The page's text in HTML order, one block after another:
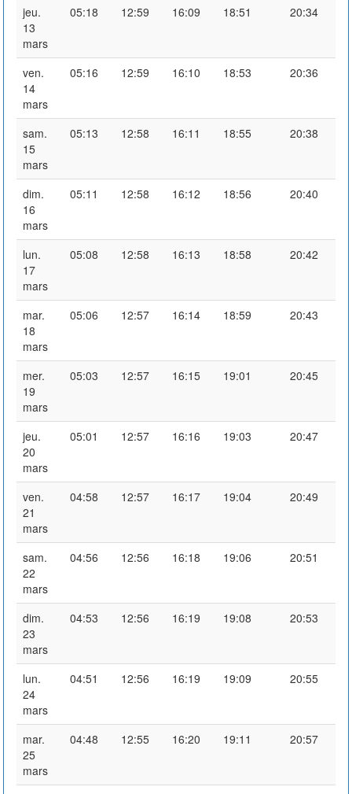
jeu.
13
mars
05:18 12:59 16:09 18:51 20:34
ven.
14
mars
05:16 12:59 16:10 18:53 20:36
sam.
15
mars
05:13 12:58 16:11 18:55 20:38
dim.
16
mars
05:11 12:58 16:12 18:56 20:40
lun.
17
mars
05:08 12:58 16:13 18:58 20:42
mar.
18
mars
05:06 12:57 16:14 18:59 20:43
mer.
19
mars
05:03 12:57 16:15 19:01 20:45
jeu.
20
mars
05:01 12:57 16:16 19:03 20:47
ven.
21
mars
04:58 12:57 16:17 19:04 20:49
sam.
22
mars
04:56 12:56 16:18 19:06 20:51
dim.
23
mars
04:53 12:56 16:19 19:08 20:53
lun.
24
mars
04:51 12:56 16:19 19:09 20:55
mar.
25
mars
04:48 12:55 16:20 19:11 20:57